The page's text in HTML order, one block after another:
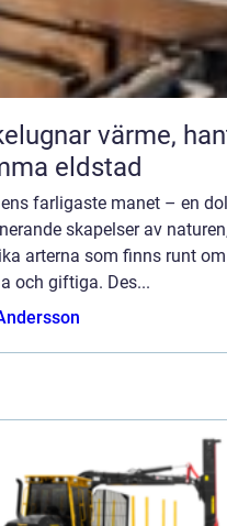
hantverk och hållbarhet i
eldstad
farligaste manet – en
skapelser av
arterna som finns runt
och giftiga. Des...